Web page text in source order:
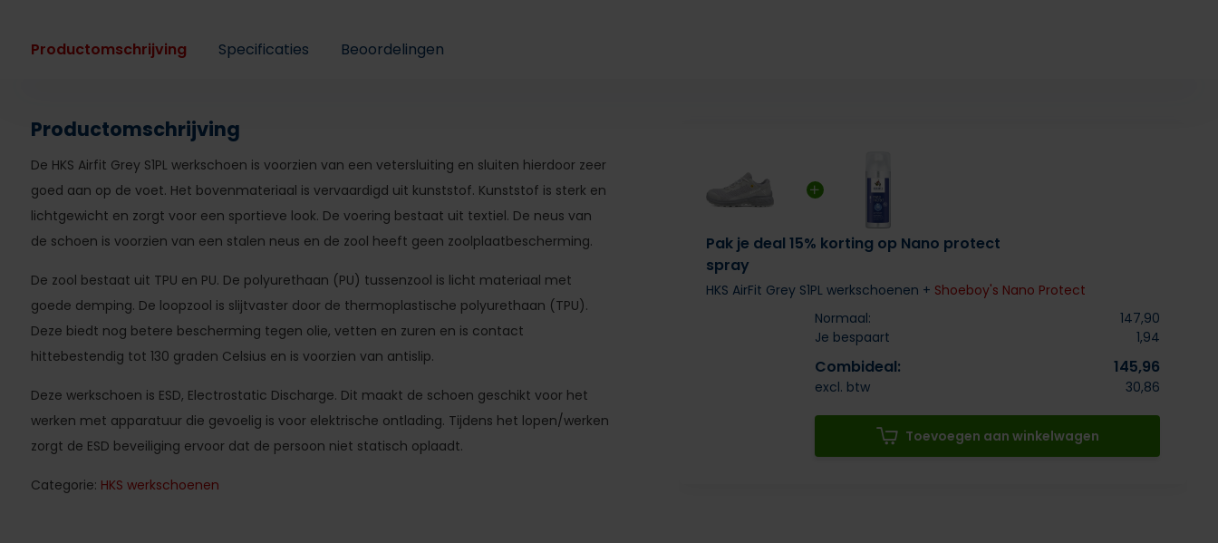
Productomschrijving Specificaties Beoordelingen
Productomschrijving
De HKS Airfit Grey S1PL werkschoen is voorzien van een vetersluiting en sluiten hierdoor zeer
goed aan op de voet. Het bovenmateriaal is vervaardigd uit kunststof. Kunststof is sterk en
lichtgewicht en zorgt voor een sportieve look. De voering bestaat uit textiel. De neus van
de schoen is voorzien van een stalen neus en de zool heeft geen zoolplaatbescherming.
De zool bestaat uit TPU en PU. De polyurethaan (PU) tussenzool is licht materiaal met
goede demping. De loopzool is slijtvaster door de thermoplastische polyurethaan (TPU).
Deze biedt nog betere bescherming tegen olie, vetten en zuren en is contact
hittebestendig tot 130 graden Celsius en is voorzien van antislip.
Deze werkschoen is ESD, Electrostatic Discharge. Dit maakt de schoen geschikt voor het
werken met apparatuur die gevoelig is voor elektrische ontlading. Tijdens het lopen/werken
zorgt de ESD beveiliging ervoor dat de persoon niet statisch oplaadt.
Categorie: HKS werkschoenen
Pak je deal 15% korting op Nano protect
spray
HKS AirFit Grey S1PL werkschoenen + Shoeboy's Nano Protect
Normaal:
147,90
Je bespaart
1,94
Combideal: 145,96
excl. btw 30,86
Toevoegen aan winkelwagen